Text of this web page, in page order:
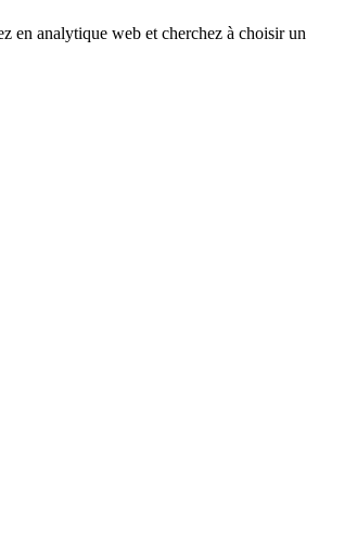
en analytique web et cherchez à choisir un